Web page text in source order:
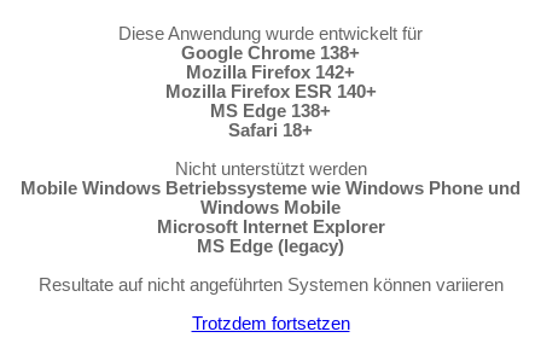
Diese Anwendung wurde entwickelt für
Google Chrome 138+
Mozilla Firefox 142+
Mozilla Firefox ESR 140+
MS Edge 138+
Safari 18+
Nicht unterstützt werden
Mobile Windows Betriebssysteme wie Windows Phone und
Windows Mobile
Microsoft Internet Explorer
MS Edge (legacy)
Resultate auf nicht angeführten Systemen können variieren
Trotzdem fortsetzen